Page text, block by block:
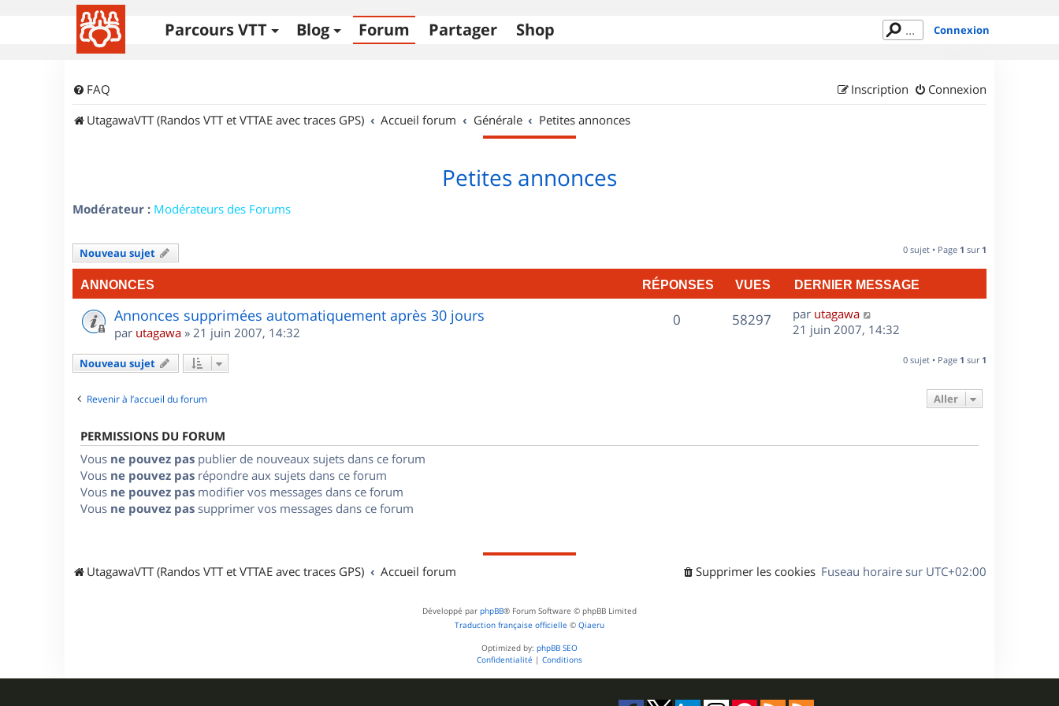
Parcours VTT Blog Forum Partager Shop Connexion
FAQ Connexion
Inscription
UtagawaVTT (Randos VTT et VTTAE avec traces GPS)
Accueil forum Générale Petites annonces
Petites annonces
Modérateur : Modérateurs des Forums
Nouveau sujet 0 sujet • Page 1 sur 1
ANNONCES RÉPONSES VUES DERNIER MESSAGE
Annonces supprimées automatiquement après 30 jours
par utagawa » 21 juin 2007, 14:32
0R
58297V
D
e
par utagawa
21 juin 2007, 14:32
Nouveau sujet 0 sujet • Page 1 sur 1
Revenir à l’accueil du forum Aller
PERMISSIONS DU FORUM
Vous ne pouvez pas publier de nouveaux sujets dans ce forum
Vous ne pouvez pas répondre aux sujets dans ce forum
Vous ne pouvez pas modifier vos messages dans ce forum
Vous ne pouvez pas supprimer vos messages dans ce forum
UtagawaVTT (Randos VTT et VTTAE avec traces GPS) Accueil forum Fuseau horaire sur UTC+02:00
Supprimer les cookies
Développé par phpBB® Forum Software © phpBB Limited
Traduction française officielle © Qiaeru
Optimized by: phpBB SEO
Confidentialité | Conditions